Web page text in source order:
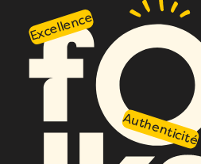
Excellence
Authenticité